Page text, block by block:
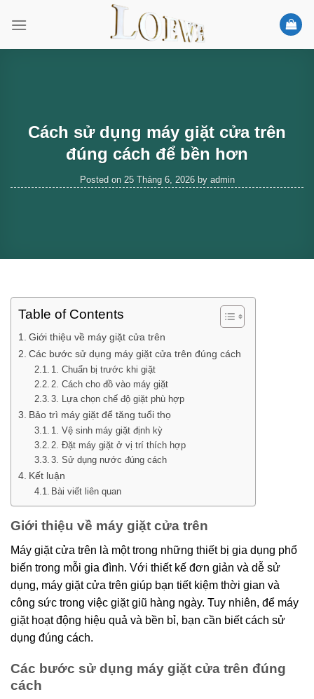
Cách sử dụng máy giặt cửa trên
đúng cách để bền hơn
Posted on 25 Tháng 6, 2026by admin
Table of Contents
Giới thiệu về máy giặt cửa trên
Các bước sử dụng máy giặt cửa trên đúng cách
1. Chuẩn bị trước khi giặt
2. Cách cho đồ vào máy giặt
3. Lựa chọn chế độ giặt phù hợp
Bảo trì máy giặt để tăng tuổi thọ
1. Vệ sinh máy giặt định kỳ
2. Đặt máy giặt ở vị trí thích hợp
3. Sử dụng nước đúng cách
Kết luận
Bài viết liên quan
Giới thiệu về máy giặt cửa trên
Máy giặt cửa trên là một trong những thiết bị gia dụng phổ
biến trong mỗi gia đình. Với thiết kế đơn giản và dễ sử
dụng, máy giặt cửa trên giúp bạn tiết kiệm thời gian và
công sức trong việc giặt giũ hàng ngày. Tuy nhiên, để máy
giặt hoạt động hiệu quả và bền bỉ, bạn cần biết cách sử
dụng đúng cách.
Các bước sử dụng máy giặt cửa trên đúng
cách